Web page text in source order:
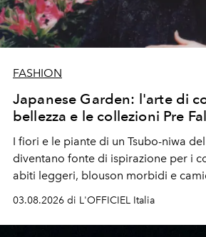
FASHION
Japanese Garden: l'arte di
bellezza e le collezioni Pre
I fiori e le piante di un Tsubo-niwa
diventano fonte di ispirazione per i
abiti leggeri, blouson morbidi e
03.08.2026 di L'OFFICIEL Italia